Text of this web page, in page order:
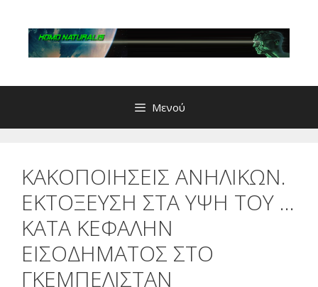
περιεχόμενο
Μενού
ΚΑΚΟΠΟΙΗΣΕΙΣ ΑΝΗΛΙΚΩΝ.
ΕΚΤΟΞΕΥΣΗ ΣΤΑ ΥΨΗ ΤΟΥ …
ΚΑΤΑ ΚΕΦΑΛΗΝ
ΕΙΣΟΔΗΜΑΤΟΣ ΣΤΟ
ΓΚΕΜΠΕΛΙΣΤΑΝ